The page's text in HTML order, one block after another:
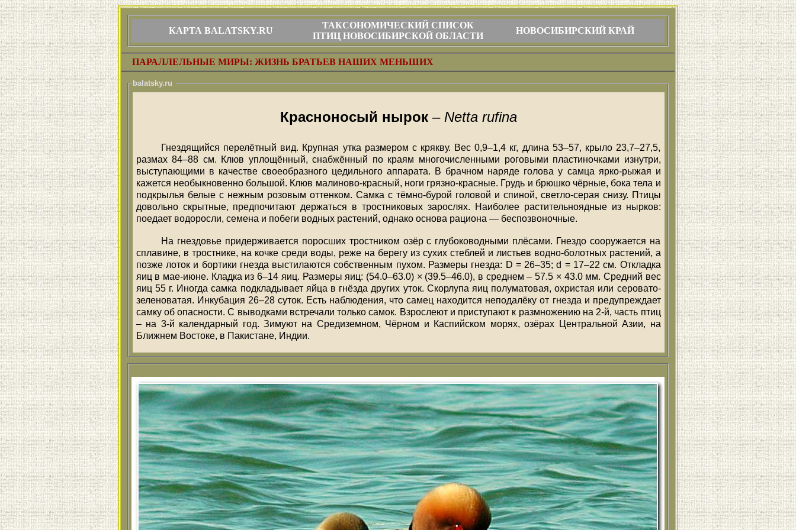
КАРТА BALATSKY.RU
ТАКСОНОМИЧЕСКИЙ СПИСОК
ПТИЦ НОВОСИБИРСКОЙ ОБЛАСТИ
НОВОСИБИРСКИЙ КРАЙ
ПАРАЛЛЕЛЬНЫЕ МИРЫ: ЖИЗНЬ БРАТЬЕВ НАШИХ МЕНЬШИХ
balatsky.ru
Красноносый нырок – Netta rufina
Гнездящийся перелётный вид. Крупная утка размером с крякву. Вес 0,9–1,4 кг, длина 53–57, крыло 23,7–27,5,
размах 84–88 см. Клюв уплощённый, снабжённый по краям многочисленными роговыми пластиночками изнутри,
выступающими в качестве своеобразного цедильного аппарата. В брачном наряде голова у самца ярко-рыжая и
кажется необыкновенно большой. Клюв малиново-красный, ноги грязно-красные. Грудь и брюшко чёрные, бока тела и
подкрылья белые с нежным розовым оттенком. Самка с тёмно-бурой головой и спиной, светло-серая снизу. Птицы
довольно скрытные, предпочитают держаться в тростниковых зарослях. Наиболее растительноядные из нырков:
поедает водоросли, семена и побеги водных растений, однако основа рациона — беспозвоночные.
На гнездовье придерживается поросших тростником озёр с глубоководными плёсами. Гнездо сооружается на
сплавине, в тростнике, на кочке среди воды, реже на берегу из сухих стеблей и листьев водно-болотных растений, а
позже лоток и бортики гнезда выстилаются собственным пухом. Размеры гнезда: D = 26–35; d = 17–22 см. Откладка
яиц в мае-июне. Кладка из 6–14 яиц. Размеры яиц: (54.0–63.0) × (39.5–46.0), в среднем – 57.5 × 43.0 мм. Средний вес
яиц 55 г. Иногда самка подкладывает яйца в гнёзда других уток. Скорлупа яиц полуматовая, охристая или серовато-
зеленоватая. Инкубация 26–28 суток. Есть наблюдения, что самец находится неподалёку от гнезда и предупреждает
самку об опасности. С выводками встречали только самок. Взрослеют и приступают к размножению на 2-й, часть птиц
– на 3-й календарный год. Зимуют на Средиземном, Чёрном и Каспийском морях, озёрах Центральной Азии, на
Ближнем Востоке, в Пакистане, Индии.